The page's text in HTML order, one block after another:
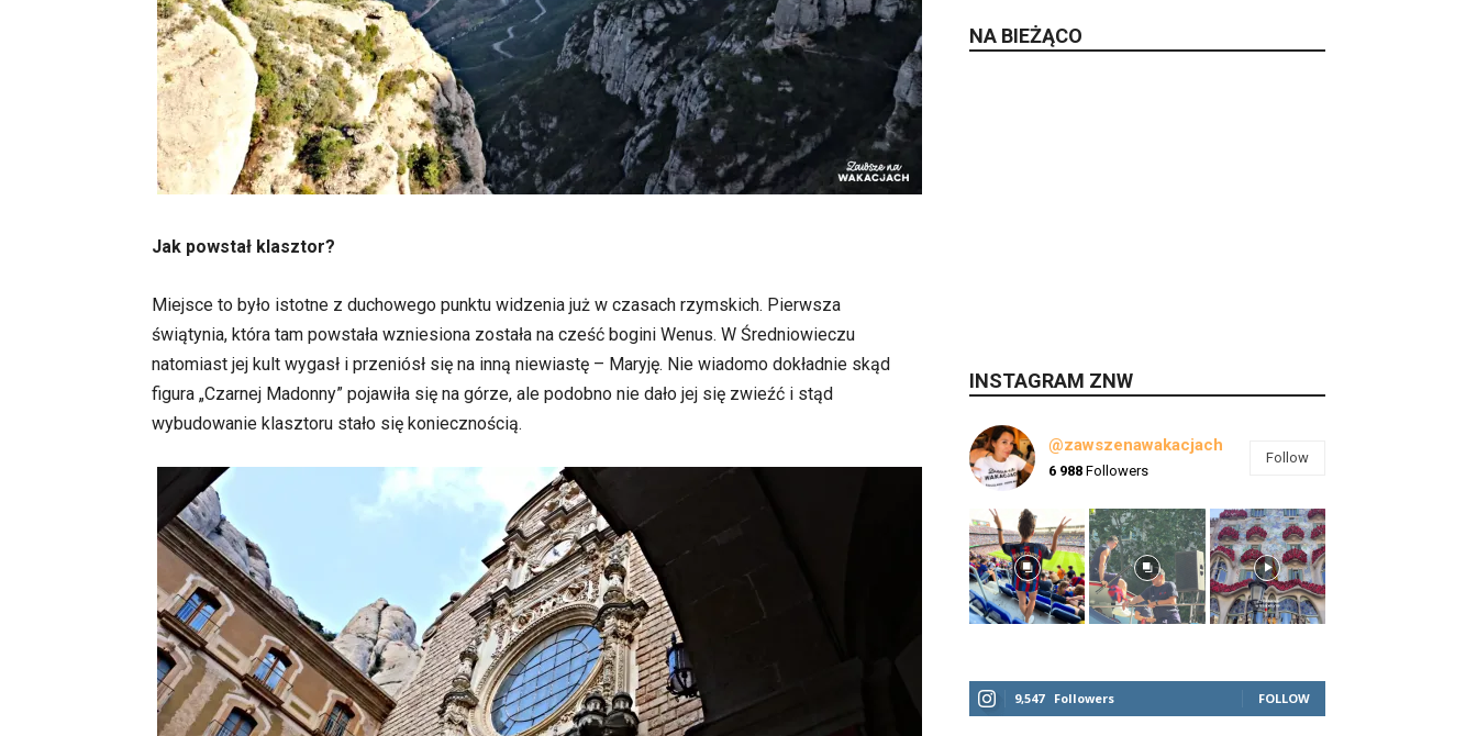
Jak powstał klasztor?
Miejsce to było istotne z duchowego punktu widzenia już w czasach rzymskich. Pierwsza
świątynia, która tam powstała wzniesiona została na cześć bogini Wenus. W Średniowieczu
natomiast jej kult wygasł i przeniósł się na inną niewiastę – Maryję. Nie wiadomo dokładnie skąd
figura „Czarnej Madonny” pojawiła się na górze, ale podobno nie dało jej się zwieźć i stąd
wybudowanie klasztoru stało się koniecznością.
NA BIEŻĄCO
INSTAGRAM ZNW
@zawszenawakacjach
6 988 Followers
Follow
9,547 Followers FOLLOW